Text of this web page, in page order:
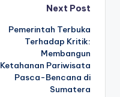
Next Post
Pemerintah Terbuka
Terhadap Kritik:
Membangun
Ketahanan Pariwisata
Pasca-Bencana di
Sumatera